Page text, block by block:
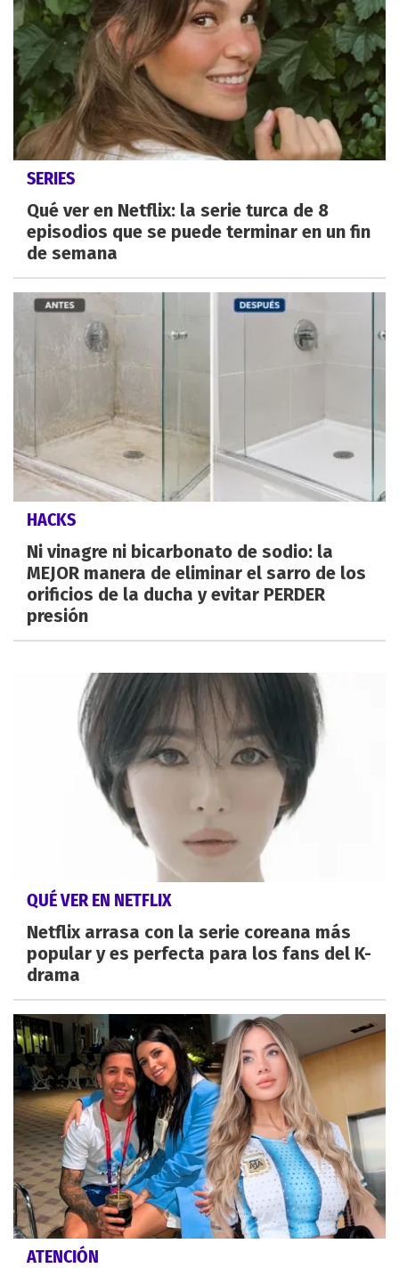
SERIES
Qué ver en Netflix: la serie turca de 8
episodios que se puede terminar en un fin
de semana
HACKS
Ni vinagre ni bicarbonato de sodio: la
MEJOR manera de eliminar el sarro de los
orificios de la ducha y evitar PERDER
presión
QUÉ VER EN NETFLIX
Netflix arrasa con la serie coreana más
popular y es perfecta para los fans del K-
drama
ATENCIÓN